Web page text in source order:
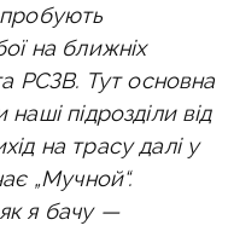
на ближніх
РСЗВ. Тут основна
підрозділи від
на трасу далі у
„Мучной“.
я бачу —